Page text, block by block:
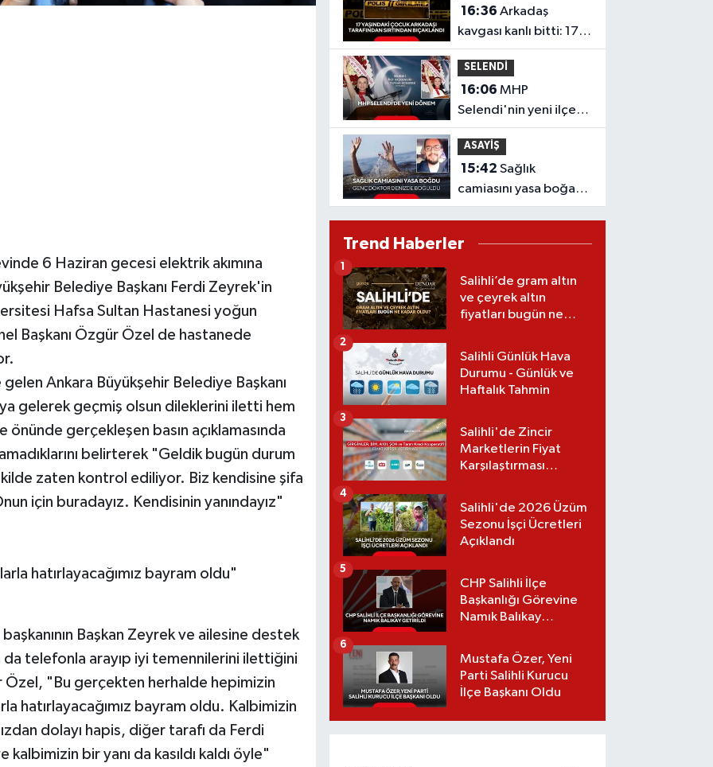
6 Haziran gecesi elektrik akımına
Belediye Başkanı Ferdi Zeyrek'in
Hafsa Sultan Hastanesi yoğun
Başkanı Özgür Özel de hastanede
Ankara Büyükşehir Belediye Başkanı
gelerek geçmiş olsun dileklerini iletti hem
önünde gerçekleşen basın açıklamasında
belirterek "Geldik bugün durum
zaten kontrol ediliyor. Biz kendisine şifa
için buradayız. Kendisinin yanındayız"
hatırlayacağımız bayram oldu"
Başkan Zeyrek ve ailesine destek
telefonla arayıp iyi temennilerini ilettiğini
Özel, "Bu gerçekten herhalde hepimizin
hatırlayacağımız bayram oldu. Kalbimizin
dolayı hapis, diğer tarafı da Ferdi
bir yanı da kasıldı kaldı öyle"
balığı
16:36 Arkadaş
kavgası kanlı bitti: 17
yaşındaki çocuk
sırtından bıçaklandı
SELENDİ
16:06 MHP
Selendi'nin yeni ilçe
başkanı Hafize Gürcan
oldu
ASAYİŞ
15:42 Sağlık
camiasını yasa boğan
acı haber: Genç
boğuldu
Trend Haberler
Salihli’de gram altın
ve çeyrek altın
fiyatları bugün ne
(06.08.2026)
1
Salihli Günlük Hava
Durumu - Günlük ve
Haftalık Tahmin
2
Salihli'de Zincir
Marketlerin Fiyat
Karşılaştırması
3
Salihli'de 2026 Üzüm
Sezonu İşçi Ücretleri
Açıklandı
4
CHP Salihli İlçe
Başkanlığı Görevine
Namık Balıkay
5
Mustafa Özer, Yeni
Parti Salihli Kurucu
İlçe Başkanı Oldu
6